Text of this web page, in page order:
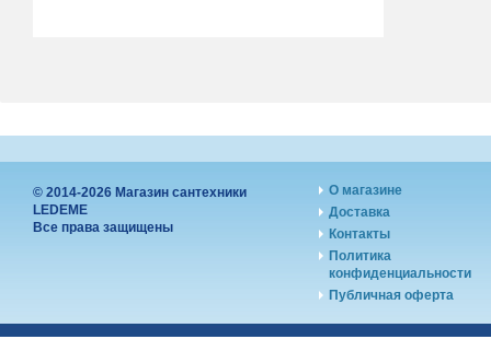
© 2014-2026 Магазин сантехники
LEDEME
Все права защищены
О магазине
Доставка
Контакты
Политика
конфиденциальности
Публичная оферта